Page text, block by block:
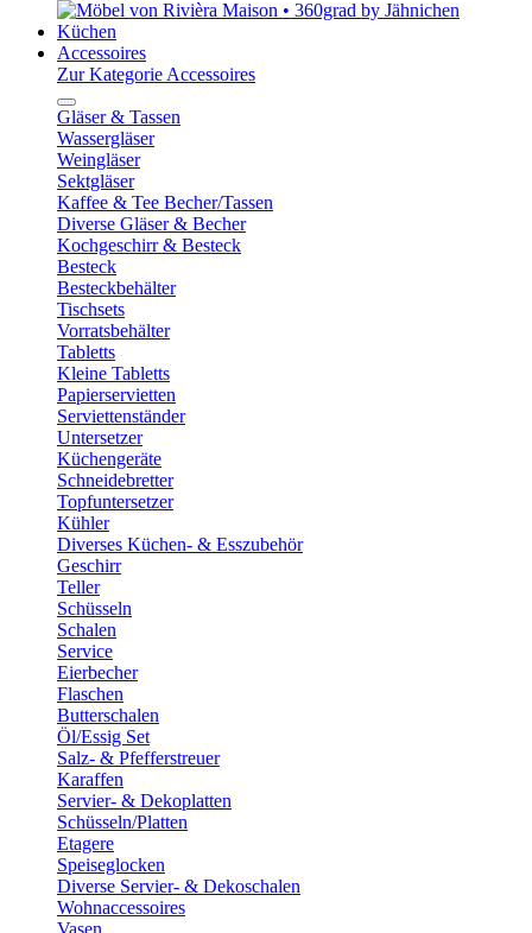
Küchen
Accessoires
Zur Kategorie Accessoires
Gläser & Tassen
Wassergläser
Weingläser
Sektgläser
Kaffee & Tee Becher/Tassen
Diverse Gläser & Becher
Kochgeschirr & Besteck
Besteck
Besteckbehälter
Tischsets
Vorratsbehälter
Tabletts
Kleine Tabletts
Papierservietten
Serviettenständer
Untersetzer
Küchengeräte
Schneidebretter
Topfuntersetzer
Kühler
Diverses Küchen- & Esszubehör
Geschirr
Teller
Schüsseln
Schalen
Service
Eierbecher
Flaschen
Butterschalen
Öl/Essig Set
Salz- & Pfefferstreuer
Karaffen
Servier- & Dekoplatten
Schüsseln/Platten
Etagere
Speiseglocken
Diverse Servier- & Dekoschalen
Wohnaccessoires
Vasen